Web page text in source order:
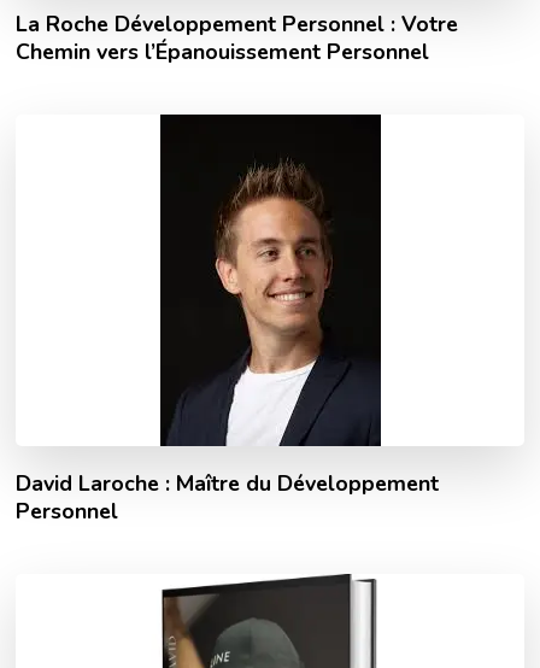
La Roche Développement Personnel : Votre
Chemin vers l’Épanouissement Personnel
David Laroche : Maître du Développement
Personnel